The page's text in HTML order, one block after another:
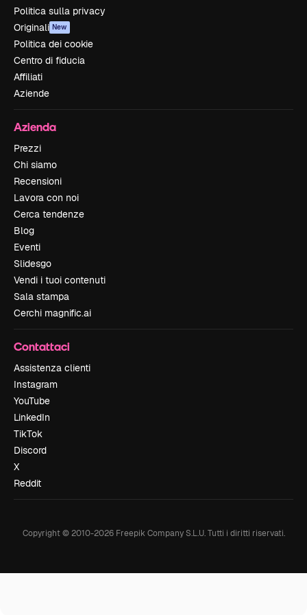
Politica sulla privacy
Originali New
Politica dei cookie
Centro di fiducia
Affiliati
Aziende
Azienda
Prezzi
Chi siamo
Recensioni
Lavora con noi
Cerca tendenze
Blog
Eventi
Slidesgo
Vendi i tuoi contenuti
Sala stampa
Cerchi magnific.ai
Contattaci
Assistenza clienti
Instagram
YouTube
LinkedIn
TikTok
Discord
X
Reddit
Copyright © 2010-2026Freepik Company S.L.U. Tutti i diritti riservati.